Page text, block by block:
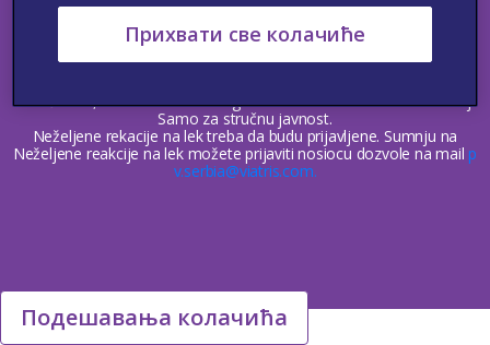
Politika privatnosti
Upotreba kolačića
© Autorska prava 2023 Viatris. Sva prava zadržana.
tehničarima, farmaceutima i drugim zdravstvenim radnicima u Srbiji.
Samo za stručnu javnost.
Neželjene rekacije na lek treba da budu prijavljene. Sumnju na
Neželjene reakcije na lek možete prijaviti nosiocu dozvole na mail p
v.serbia@viatris.com.
Подешавања колачића
Прихвати све колачиће